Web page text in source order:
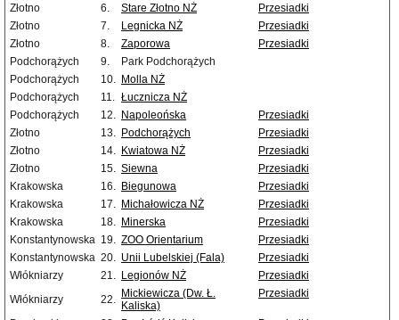
Złotno
6. Stare Złotno NŻ
Przesiadki
Złotno
7. Legnicka NŻ
Przesiadki
Złotno
8. Zaporowa
Przesiadki
Podchorążych
9.
Park Podchorążych
Podchorążych
10. Molla NŻ
Podchorążych
11. Łucznicza NŻ
Podchorążych
12. Napoleońska
Przesiadki
Złotno
13. Podchorążych
Przesiadki
Złotno
14. Kwiatowa NŻ
Przesiadki
Złotno
15. Siewna
Przesiadki
Krakowska
16. Biegunowa
Przesiadki
Krakowska
17. Michałowicza NŻ
Przesiadki
Krakowska
18. Minerska
Przesiadki
Konstantynowska 19. ZOO Orientarium
Przesiadki
Konstantynowska 20. Unii Lubelskiej (Fala)
Przesiadki
Włókniarzy
21. Legionów NŻ
Przesiadki
Włókniarzy
22. Mickiewicza (Dw. Ł.
Kaliska)
Przesiadki